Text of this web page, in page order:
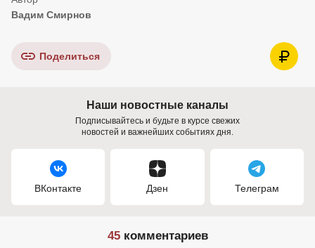
Вадим Смирнов
Поделиться
Наши новостные каналы
Подписывайтесь и будьте в курсе свежих
новостей и важнейших событиях дня.
ВКонтакте Дзен Телеграм
45комментариев